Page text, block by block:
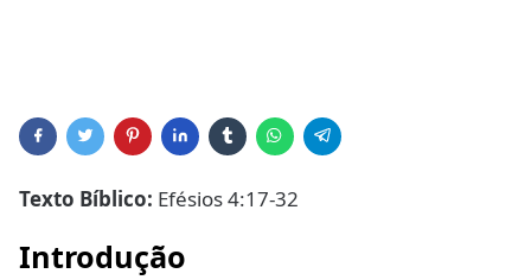
Texto Bíblico: Efésios 4:17-32
Introdução